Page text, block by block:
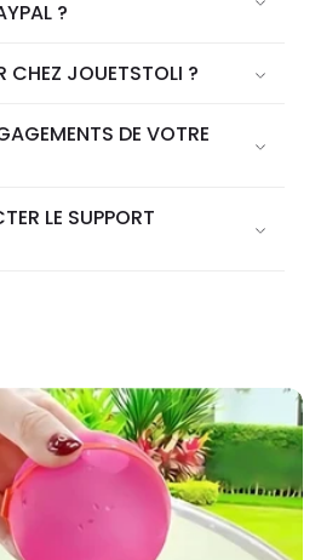
?
CHEZ JOUETSTOLI ?
DE VOTRE
LE SUPPORT